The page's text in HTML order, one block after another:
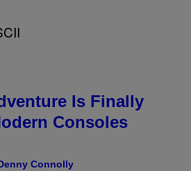
Is Finally
Consoles
Connolly